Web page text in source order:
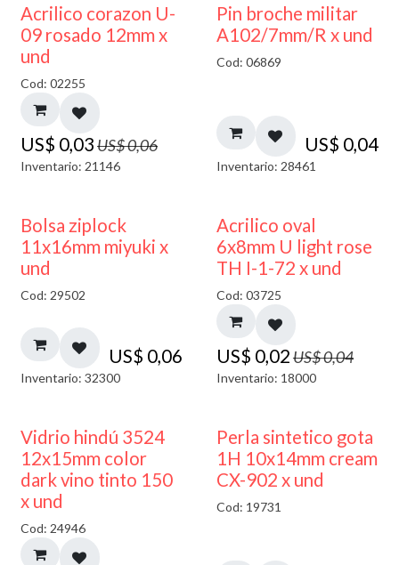
50% DESCUENTO
Acrilico corazon U-
09 rosado 12mm x
und
Cod: 02255
US$ 0,03US$0,06
Inventario: 21146
Pin broche militar
A102/7mm/R x und
Cod: 06869
US$ 0,04
Inventario: 28461
¡NUEVO!
Bolsa ziplock
11x16mm miyuki x
und
Cod: 29502
US$ 0,06
Inventario: 32300
50% DESCUENTO
Acrilico oval
6x8mm U light rose
TH I-1-72 x und
Cod: 03725
US$ 0,02US$0,04
Inventario: 18000
40% DESCUENTO
Vidrio hindú 3524
12x15mm color
dark vino tinto 150
x und
Cod: 24946
Perla sintetico gota
1H 10x14mm cream
CX-902 x und
Cod: 19731